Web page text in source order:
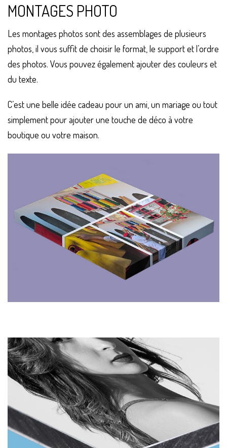
MONTAGES PHOTO
Les montages photos sont des assemblages de plusieurs
photos, il vous suffit de choisir le format, le support et l’ordre
des photos. Vous pouvez également ajouter des couleurs et
du texte.
C’est une belle idée cadeau pour un ami, un mariage ou tout
simplement pour ajouter une touche de déco à votre
boutique ou votre maison.